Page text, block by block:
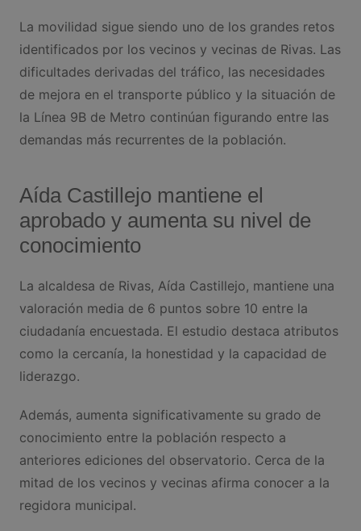
La movilidad sigue siendo uno de los grandes retos
identificados por los vecinos y vecinas de Rivas. Las
dificultades derivadas del tráfico, las necesidades
de mejora en el transporte público y la situación de
la Línea 9B de Metro continúan figurando entre las
demandas más recurrentes de la población.
Aída Castillejo mantiene el
aprobado y aumenta su nivel de
conocimiento
La alcaldesa de Rivas, Aída Castillejo, mantiene una
valoración media de 6 puntos sobre 10 entre la
ciudadanía encuestada. El estudio destaca atributos
como la cercanía, la honestidad y la capacidad de
liderazgo.
Además, aumenta significativamente su grado de
conocimiento entre la población respecto a
anteriores ediciones del observatorio. Cerca de la
mitad de los vecinos y vecinas afirma conocer a la
regidora municipal.